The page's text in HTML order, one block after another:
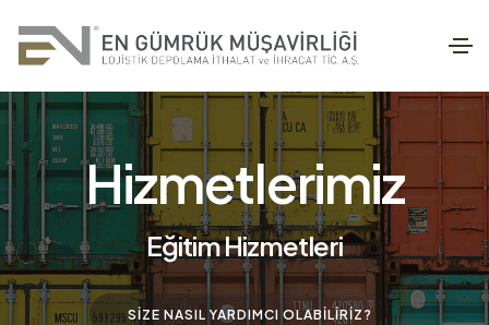
Hizmetlerimiz
Eğitim Hizmetleri
SIZE NASIL YARDIMCI OLABILIRIZ?